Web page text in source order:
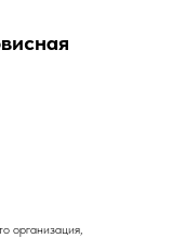
организация,